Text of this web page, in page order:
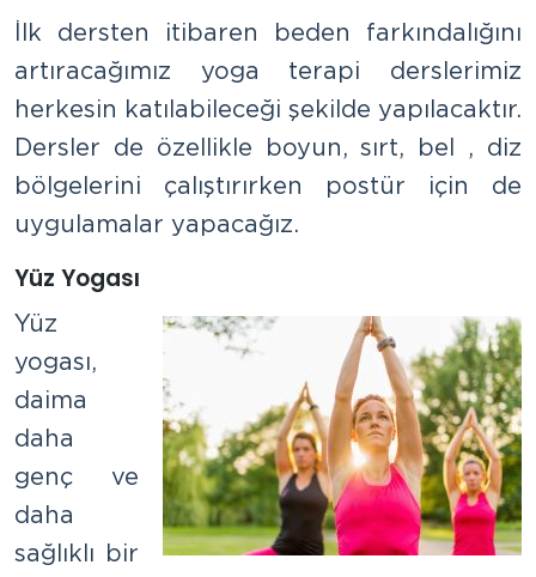
İlk dersten itibaren beden farkındalığını
artıracağımız yoga terapi derslerimiz
herkesin katılabileceği şekilde yapılacaktır.
Dersler de özellikle boyun, sırt, bel , diz
bölgelerini çalıştırırken postür için de
uygulamalar yapacağız.
Yüz Yogası
Yüz
yogası,
daima
daha
genç ve
daha
sağlıklı bir